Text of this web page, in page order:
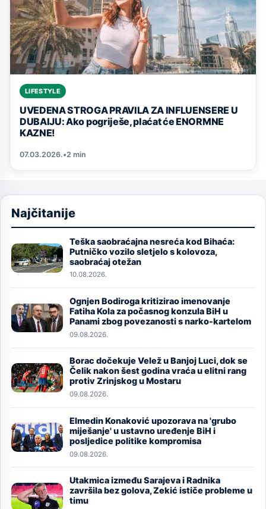
LIFESTYLE
UVEDENA STROGA PRAVILA ZA INFLUENSERE U
DUBAIJU: Ako pogriješe, plaćat će ENORMNE
KAZNE!
07.03.2026.•2 min
Najčitanije
Image
Teška saobraćajna nesreća kod Bihaća:
Putničko vozilo sletjelo s kolovoza,
saobraćaj otežan
10.08.2026.
Image
Ognjen Bodiroga kritizirao imenovanje
Fatiha Kola za počasnog konzula BiH u
Panami zbog povezanosti s narko-kartelom
09.08.2026.
Image
Borac dočekuje Velež u Banjoj Luci, dok se
Čelik nakon šest godina vraća u elitni rang
protiv Zrinjskog u Mostaru
09.08.2026.
Image
Elmedin Konaković upozorava na 'grubo
miješanje' u ustavno uređenje BiH i
posljedice politike kompromisa
09.08.2026.
Image
Utakmica između Sarajeva i Radnika
završila bez golova, Zekić ističe probleme u
timu